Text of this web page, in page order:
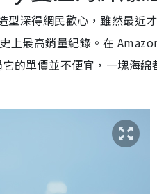
型深得網民歡心，雖然最近
上最高銷量紀錄。在
的單價並不便宜，一塊海